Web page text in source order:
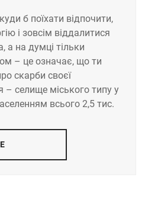
б поїхати відпочити,
і зовсім віддалитися
а на думці тільки
– це означає, що ти
скарби своєї
– селище міського типу у
всього 2,5 тис.